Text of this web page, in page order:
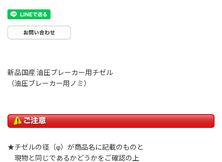
新品国産 油圧ブレーカー用チゼル
（油圧ブレーカー用ノミ）
★チゼルの径（φ）が商品名に記載のものと
現物と同じであるかどうかをご確認の上